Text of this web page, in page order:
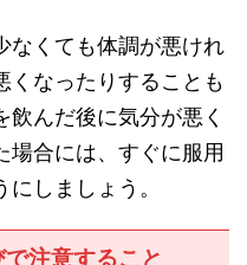
なくても体調が悪けれ
くなったりすることも
んだ後に気分が悪く
場合には、すぐに服用
しましょう。
注意すること